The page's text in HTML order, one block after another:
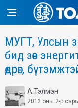
МУГТ, Улсын
бид зөв
өөдрөг,
А.Тэлмэн
2012 оны 2-р